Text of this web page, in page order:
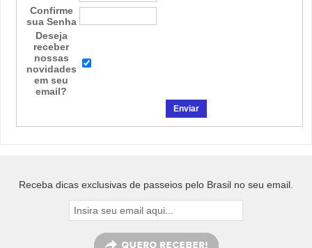
Confirme
sua Senha
Deseja
receber
nossas
novidades
em seu
email?
Receba dicas exclusivas de passeios pelo Brasil no seu email.